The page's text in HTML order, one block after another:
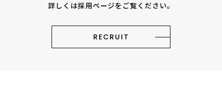
詳しくは採用ページをご覧ください。
RECRUIT